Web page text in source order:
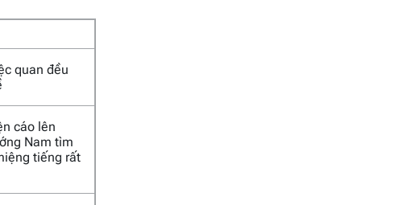
quan đều
cáo lên
Nam tìm
tiếng rất